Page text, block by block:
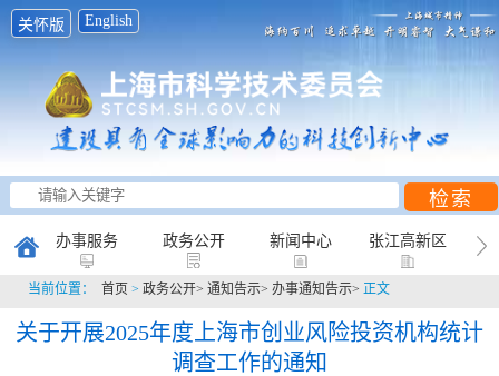
关怀版 English
办事服务 政务公开 新闻中心 张江高新区
创新研究 科普天地 互动平台
当前位置： 首页 > 政务公开> 通知告示> 办事通知告示> 正文
关于开展2025年度上海市创业风险投资机构统计
调查工作的通知